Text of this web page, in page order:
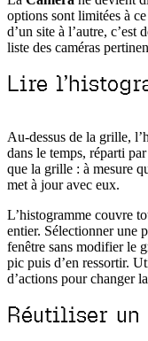
options sont limitées à
d’un site à l’autre,
liste des caméras
Lire
Au-dessus de la grille,
dans le temps, réparti
que la grille : à mesure
met à jour avec eux.
L’histogramme couvre
entier. Sélectionner une
fenêtre sans modifier le
pic puis d’en ressortir.
d’actions pour changer
Réutiliser